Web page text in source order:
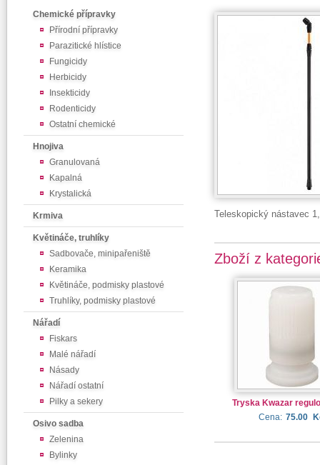
Chemické přípravky
Přírodní přípravky
Parazitické hlístice
Fungicidy
Herbicidy
Insekticidy
Rodenticidy
Ostatní chemické
Hnojiva
Granulovaná
Kapalná
Krystalická
Krmiva
Květináče, truhlíky
Sadbovače, minipařeniště
Keramika
Květináče, podmisky plastové
Truhlíky, podmisky plastové
Nářadí
Fiskars
Malé nářadí
Násady
Nářadí ostatní
Pilky a sekery
Osivo sadba
Zelenina
Bylinky
Teleskopický nástavec
Zboží z
Tryska Kwazar
Cena: 75.00